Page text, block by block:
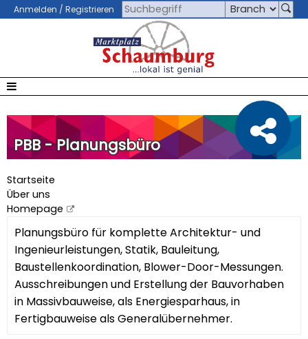
Anmelden / Registrieren
PBB - Planungsbüro
Startseite
Über uns
Homepage
Planungsbüro für komplette Architektur- und
Ingenieurleistungen, Statik, Bauleitung,
Baustellenkoordination, Blower-Door-Messungen.
Ausschreibungen und Erstellung der Bauvorhaben
in Massivbauweise, als Energiesparhaus, in
Fertigbauweise als Generalübernehmer.